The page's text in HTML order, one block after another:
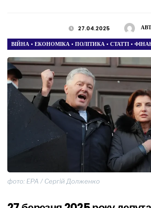
27.04.2025
ВІЙНА • ЕКОНОМІКА • ПОЛІТИКА • СТАТТІ •
фото: EPA / Сергій Долженко